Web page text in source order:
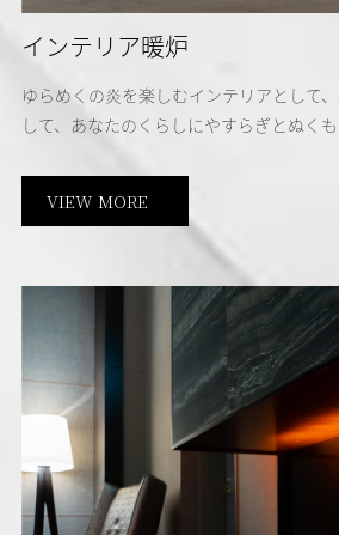
インテリア暖炉
ゆらめくの炎を楽しむインテリアとして
して、あなたのくらしにやすらぎとぬくも
VIEW MORE